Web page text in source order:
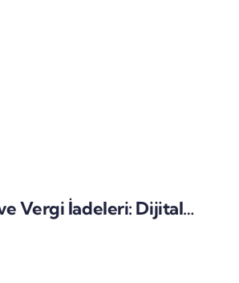
Mali Mühür ve Vergi İadeleri: Dijital İmzalar ile İade Süreçlerinin Hızlandırılması